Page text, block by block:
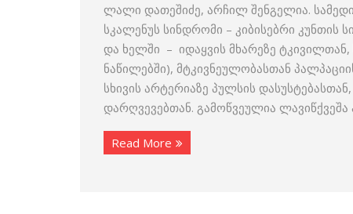
ლალი დათეშიძე, არჩილ შენგელია.
სკალენუს სინდრომი – კიბისებრი კუნთის
და ხელში – იდაყვის მხარეზე
ნაწილებში), მტკივნეულობასთან
სხივის არტერიაზე პულსის
დარღვევებთან. გამოწვეულია
Read More